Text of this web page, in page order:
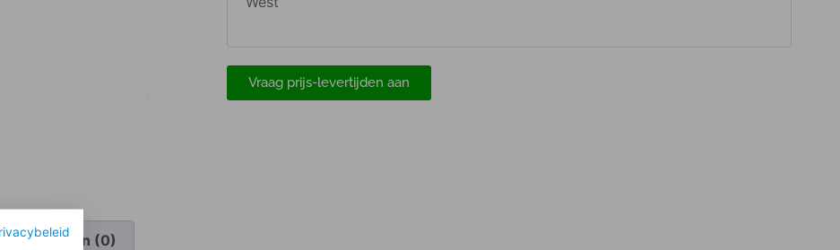
Vraag prijs-levertijden aan
(0)